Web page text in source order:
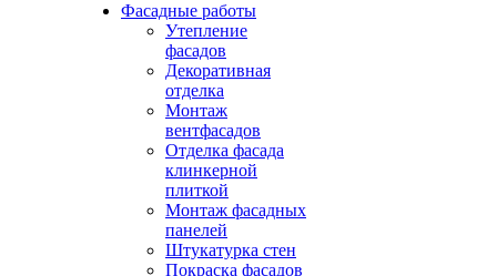
Фасадные работы
Утепление
фасадов
Декоративная
отделка
Монтаж
вентфасадов
Отделка фасада
клинкерной
плиткой
Монтаж фасадных
панелей
Штукатурка стен
Покраска фасадов